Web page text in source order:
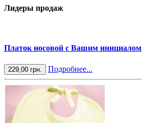
Лидеры продаж
Платок носовой с Вашим инициалом
229,00 грн. Подробнее...